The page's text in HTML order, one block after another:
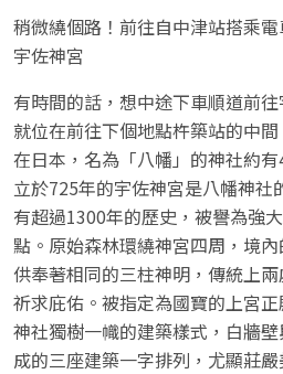
稍微繞個路！前往自中津站搭乘
宇佐神宮
有時間的話，想中途下車順道前
就位在前往下個地點杵築站的中
在日本，名為「八幡」的神社約
立於725年的宇佐神宮是八幡神社
有超過1300年的歷史，被譽為強
點。原始森林環繞神宮四周，境
供奉著相同的三柱神明，傳統上
祈求庇佑。被指定為國寶的上宮
神社獨樹一幟的建築樣式，白牆
成的三座建築一字排列，尤顯莊